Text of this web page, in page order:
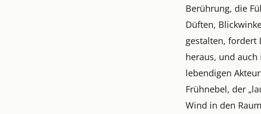
Berührung, die
Düften,
gestalten, fordert
heraus, und
lebendigen
Frühnebel, der
Wind in den